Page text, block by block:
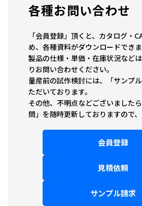
各種お問い合わせ
「会員登録」頂くと、カタログ・
め、各種資料がダウンロードできま
製品の仕様・単価・在庫状況など
りお問い合わせください。
量産前の試作検討には、「サンプ
ただいております。
その他、不明点などございました
問」を随時更新しておりますので、
会員登録
見積依頼
サンプル請求